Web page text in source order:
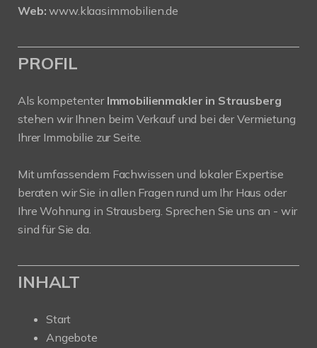
Web: www.klaasimmobilien.de
PROFIL
Als kompetenter Immobilienmakler in Strausberg
stehen wir Ihnen beim Verkauf und bei der Vermietung
Ihrer Immobilie zur Seite.
Mit umfassendem Fachwissen und lokaler Expertise
beraten wir Sie in allen Fragen rund um Ihr Haus oder
Ihre Wohnung in Strausberg. Sprechen Sie uns an - wir
sind für Sie da.
INHALT
Start
Angebote